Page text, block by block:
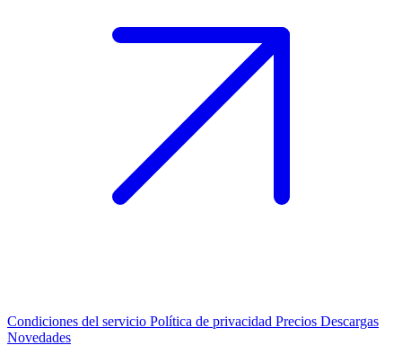
Condiciones del servicio Política de privacidad Precios Descargas
Novedades